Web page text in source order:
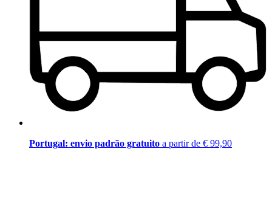
Portugal: envio padrão gratuito a partir de € 99,90